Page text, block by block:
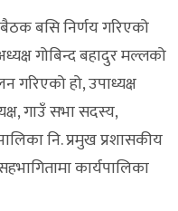
बसि निर्णय गरिएको
गोबिन्द बहादुर मल्लको
गरिएको हो, उपाध्यक्ष
गाउँ सभा सदस्य,
नि. प्रमुख प्रशासकीय
कार्यपालिका